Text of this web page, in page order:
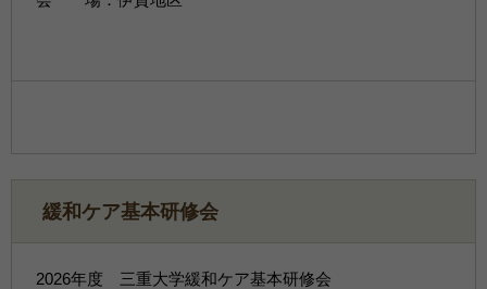
緩和ケア基本研修会
2026年度 三重大学緩和ケア基本研修会